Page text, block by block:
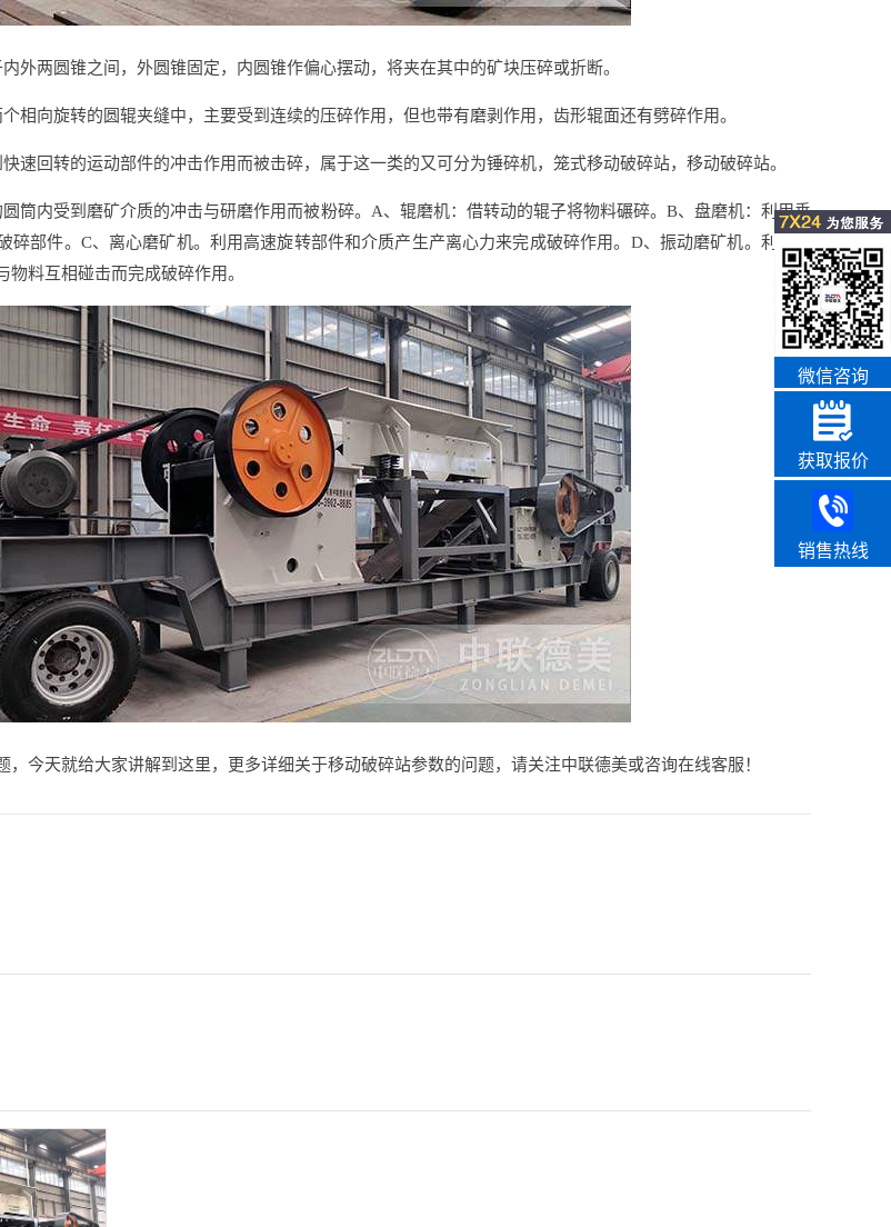
外两圆锥之间，外圆锥固定，内圆锥作偏心摆动，将夹在其中的矿块压碎或折断。
相向旋转的圆辊夹缝中，主要受到连续的压碎作用，但也带有磨剥作用，齿形辊面还有劈碎作用。
速回转的运动部件的冲击作用而被击碎，属于这一类的又可分为锤碎机，笼式移动破碎站，移动破碎站。
筒内受到磨矿介质的冲击与研磨作用而被粉碎。A、辊磨机：借转动的辊子将物料碾碎。B、盘磨机：利用垂
碎部件。C、离心磨矿机。利用高速旋转部件和介质产生产离心力来完成破碎作用。D、振动磨矿机。利用转
料互相碰击而完成破碎作用。
，今天就给大家讲解到这里，更多详细关于移动破碎站参数的问题，请关注中联德美或咨询在线客服！
微信咨询
获取报价
销售热线